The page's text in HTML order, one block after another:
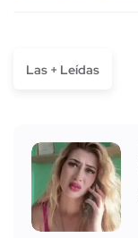
Las + Leídas